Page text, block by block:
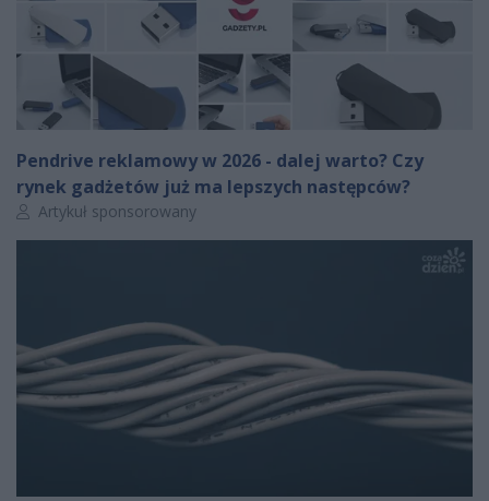
Pendrive reklamowy w 2026 - dalej warto? Czy
rynek gadżetów już ma lepszych następców?
Autor artykułu:
Artykuł sponsorowany